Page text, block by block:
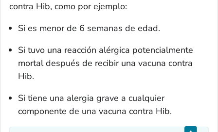
contra Hib, como por ejemplo:
Si es menor de 6 semanas de edad.
Si tuvo una reacción alérgica potencialmente
mortal después de recibir una vacuna contra
Hib.
Si tiene una alergia grave a cualquier
componente de una vacuna contra Hib.